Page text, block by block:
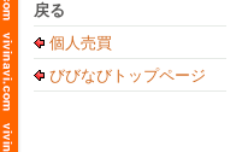
戻る
個人売買
びびなびトップページ